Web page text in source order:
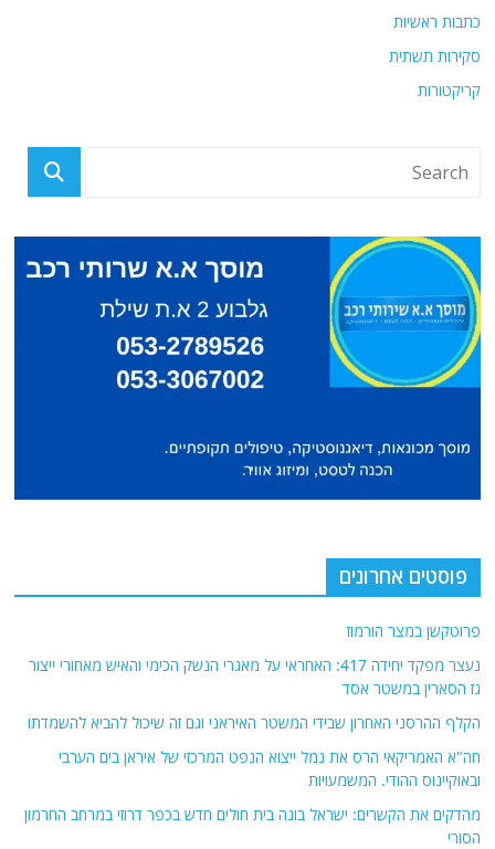
כתבות ראשיות
סקירות תשתית
קריקטורות
פוסטים אחרונים
פרוטקשן במצר הורמוז
נעצר מפקד יחידה 417: האחראי על מאגרי הנשק הכימי והאיש מאחורי ייצור
גז הסארין במשטר אסד
הקלף ההרסני האחרון שבידי המשטר האיראני וגם זה שיכול להביא להשמדתו
חה"א האמריקאי הרס את נמל ייצוא הנפט המרכזי של איראן בים הערבי
ובאוקיינוס ההודי. המשמעויות
מהדקים את הקשרים: ישראל בונה בית חולים חדש בכפר דרוזי במרחב החרמון
הסורי